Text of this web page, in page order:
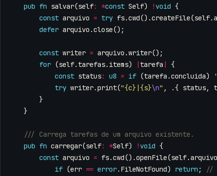
pub fn salvar(self: *const Self) ! void {
const arquivo = try fs.cwd().createFile(self.
defer arquivo .close();
const writer = arquivo .writer();
for (self. tarefas. items) | tarefa |
{
const status: u8 = if (tarefa .concluida)
try writer.print("{c}|{s}\n" , .{ status,
}
}
pub fn carregar(self: *Self) ! void {
const arquivo = fs.cwd().openFile(self.
if (err == error. FileNotFound) return ;